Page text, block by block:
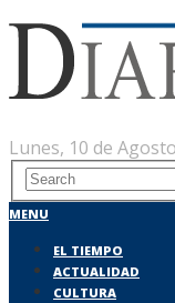
Lunes, 10 de
MENU
EL TIEMPO
ACTUALIDAD
CULTURA